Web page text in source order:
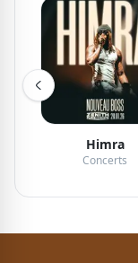
Himra
Concerts